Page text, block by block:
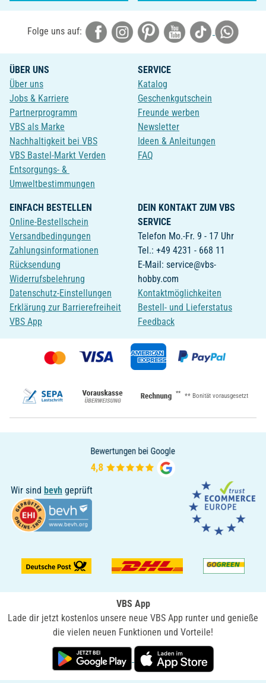
Folge uns auf:
ÜBER UNS
Über uns
Jobs & Karriere
Partnerprogramm
VBS als Marke
Nachhaltigkeit bei VBS
VBS Bastel-Markt Verden
Entsorgungs- &
Umweltbestimmungen
SERVICE
Katalog
Geschenkgutschein
Freunde werben
Newsletter
Ideen & Anleitungen
FAQ
EINFACH BESTELLEN
Online-Bestellschein
Versandbedingungen
Zahlungsinformationen
Rücksendung
Widerrufsbelehrung
Datenschutz-Einstellungen
Erklärung zur Barrierefreiheit
VBS App
DEIN KONTAKT ZUM VBS
SERVICE
Telefon Mo.-Fr. 9 - 17 Uhr
Tel.: +49 4231 - 668 11
E-Mail: service@vbs-
hobby.com
Kontaktmöglichkeiten
Bestell- und Lieferstatus
Feedback
** ** Bonität vorausgesetzt
Wir sind bevh geprüft
VBS App
Lade dir jetzt kostenlos unsere neue VBS App runter und genieße
die vielen neuen Funktionen und Vorteile!